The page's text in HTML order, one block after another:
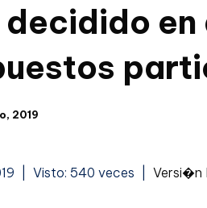
decidido
2019
| Visto: 540 veces | Versi�n